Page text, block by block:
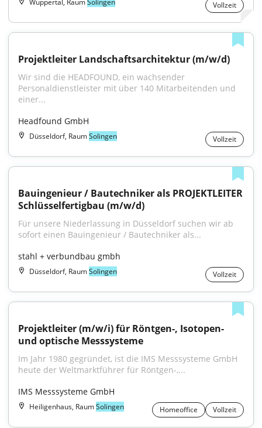
Wuppertal, RaumSolingen Vollzeit
Projektleiter Landschaftsarchitektur (m/w/d)
Wir sind die HEADFOUND, ein wachsender
Personaldienstleister mit über 140 Mitarbeitenden und
einer...
Headfound GmbH
Düsseldorf, RaumSolingen Vollzeit
Bauingenieur / Bautechniker als PROJEKTLEITER
Schlüsselfertigbau (m/w/d)
Für unsere Niederlassung in Düsseldorf suchen wir ab
sofort einen Bauingenieur / Bautechniker als...
stahl + verbundbau gmbh
Düsseldorf, RaumSolingen Vollzeit
Projektleiter (m/w/i) für Röntgen-, Isotopen-
und optische Messsysteme
Im Jahr 1980 gegründet, ist die IMS Messsysteme GmbH
heute der Weltmarktführer für Röntgen-,...
IMS Messsysteme GmbH
Heiligenhaus, RaumSolingen Homeoffice Vollzeit